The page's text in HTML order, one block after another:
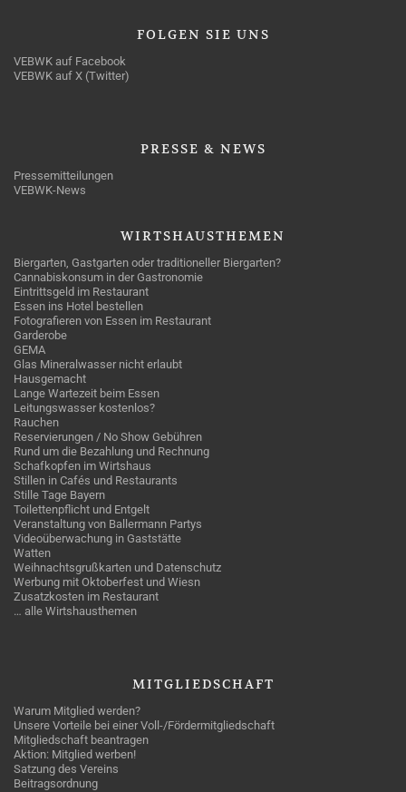
FOLGEN SIE UNS
VEBWK auf Facebook
VEBWK auf X (Twitter)
PRESSE & NEWS
Pressemitteilungen
VEBWK-News
WIRTSHAUSTHEMEN
Biergarten, Gastgarten oder traditioneller Biergarten?
Cannabiskonsum in der Gastronomie
Eintrittsgeld im Restaurant
Essen ins Hotel bestellen
Fotografieren von Essen im Restaurant
Garderobe
GEMA
Glas Mineralwasser nicht erlaubt
Hausgemacht
Lange Wartezeit beim Essen
Leitungswasser kostenlos?
Rauchen
Reservierungen / No Show Gebühren
Rund um die Bezahlung und Rechnung
Schafkopfen im Wirtshaus
Stillen in Cafés und Restaurants
Stille Tage Bayern
Toilettenpflicht und Entgelt
Veranstaltung von Ballermann Partys
Videoüberwachung in Gaststätte
Watten
Weihnachtsgrußkarten und Datenschutz
Werbung mit Oktoberfest und Wiesn
Zusatzkosten im Restaurant
… alle Wirtshausthemen
MITGLIEDSCHAFT
Warum Mitglied werden?
Unsere Vorteile bei einer Voll-/Fördermitgliedschaft
Mitgliedschaft beantragen
Aktion: Mitglied werben!
Satzung des Vereins
Beitragsordnung